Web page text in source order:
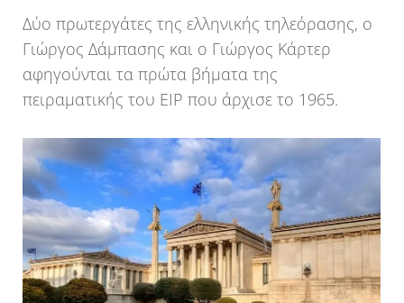
Δύο πρωτεργάτες της ελληνικής τηλεόρασης, ο
Γιώργος Δάμπασης και ο Γιώργος Κάρτερ
αφηγούνται τα πρώτα βήματα της
πειραματικής του ΕΙΡ που άρχισε το 1965.